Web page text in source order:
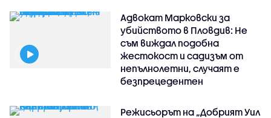
Адвокат Марковски за
убийството в Пловдив: Не
съм виждал подобна
жестокост и садизъм от
непълнолетни, случаят е
безпрецедентен
Режисьорът на „Добрият Уил